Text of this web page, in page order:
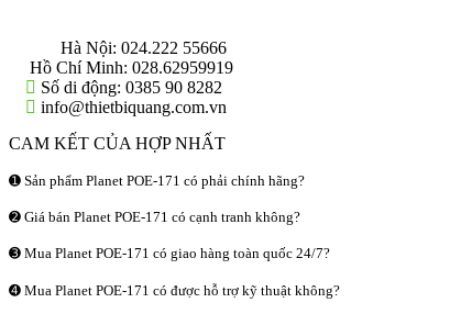
Hà Nội: 024.222 55666
Hồ Chí Minh: 028.62959919
Số di động: 0385 90 8282
info@thietbiquang.com.vn
CAM KẾT CỦA HỢP NHẤT
➊ Sản phẩm Planet POE-171 có phải chính hãng?
➋ Giá bán Planet POE-171 có cạnh tranh không?
➌ Mua Planet POE-171 có giao hàng toàn quốc 24/7?
➍ Mua Planet POE-171 có được hỗ trợ kỹ thuật không?